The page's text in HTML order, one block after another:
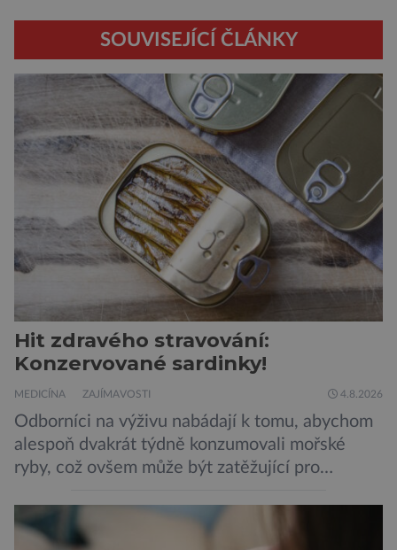
SOUVISEJÍCÍ ČLÁNKY
Hit zdravého stravování:
Konzervované sardinky!
MEDICÍNA ZAJÍMAVOSTI 4.8.2026
Odborníci na výživu nabádají k tomu, abychom
alespoň dvakrát týdně konzumovali mořské
ryby, což ovšem může být zatěžující pro
doporučení se nyní staly konzervované
sardinky, které si může dovolit opravdu každý